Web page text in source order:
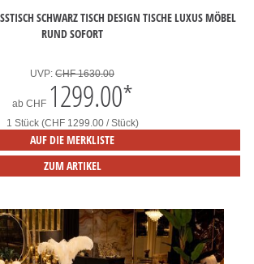
SCHWARZ TISCH DESIGN TISCHE LUXUS MÖBEL
RUND SOFORT
UVP: CHF 1630.00
ab CHF 1299.00*
1 Stück (CHF 1299.00 / Stück)
AUF DIE MERKLISTE
ZUM ARTIKEL